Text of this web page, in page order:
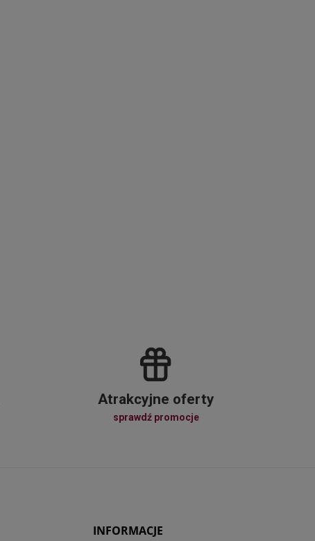
Atrakcyjne oferty
sprawdź promocje
INFORMACJE